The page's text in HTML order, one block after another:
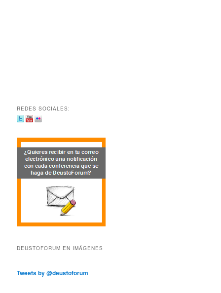
REDES SOCIALES:
DEUSTOFORUM EN IMÁGENES
Tweets by @deustoforum